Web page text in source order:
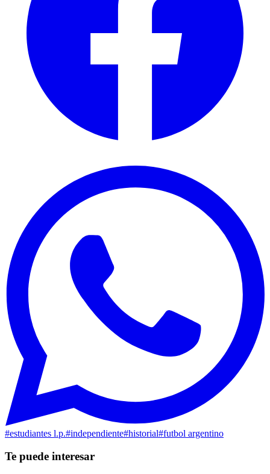
#estudiantes l.p.#independiente#historial#futbol argentino
Te puede interesar